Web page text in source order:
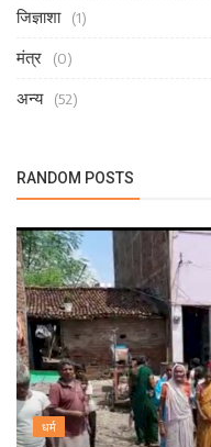
जिज्ञाशा (1)
मंत्र (0)
अन्य (52)
RANDOM POSTS
धर्म